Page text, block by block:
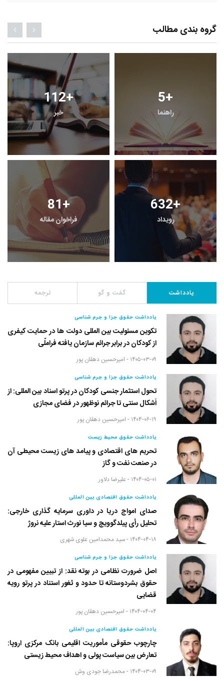
گروه بندی مطالب
112+
خبر
5+
راهنما
81+
فراخوان مقاله
632+
رویداد
یادداشت گفت و گو ترجمه
یادداشت حقوق جزا و جرم شناسی
تکوین مسئولیت بین المللی دولت ها در حمایت کیفری
از کودکان در برابر جرائم سازمان یافته فراملّی
۱۴۰۵-۰۳-۰۹ - امیرحسین دهقان پور
یادداشت حقوق جزا و جرم شناسی
تحول استثمار جنسی کودکان در پرتو اسناد بین المللی: از
اَشکال سنتی تا جرائم نوظهور در فضای مجازی
۱۴۰۴-۰۶-۱۹ - امیرحسین دهقان پور
یادداشت حقوق محیط زیست
تحریم های اقتصادی و پیامد های زیست محیطی آن
در صنعت نفت و گاز
۱۴۰۴-۰۵-۰۱ - علیرضا دلاور
یادداشت حقوق اقتصادی بین المللی
صدای امواج دریا در داوری سرمایه گذاری خارجی:
تحلیل رأی پیلدگوویچ و سیا نورث استار علیه نروژ
۱۴۰۴-۰۴-۱۸ - سید محمدامین علوی شهری
یادداشت حقوق جزا و جرم شناسی
اصل ضرورت نظامی در بوته نقد: از تبیین مفهومی در
حقوق بشردوستانه تا حدود و ثغور استناد در پرتو رویه
قضایی
۱۴۰۴-۰۴-۰۴ - امیرحسین دهقان پور
یادداشت حقوق اقتصادی بین المللی
چارچوب حقوقی مأموریت اقلیمی بانک مرکزی اروپا:
تعارض بین سیاست پولی و اهداف محیط زیستی
۱۴۰۴-۰۳-۰۹ - محمدرضا جودی وش